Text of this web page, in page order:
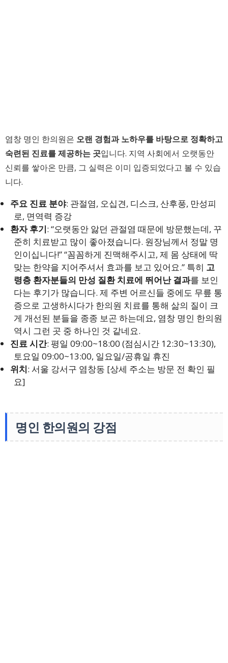
염창 명인 한의원은 오랜 경험과 노하우를 바탕으로 정확하고
숙련된 진료를 제공하는 곳입니다. 지역 사회에서 오랫동안
신뢰를 쌓아온 만큼, 그 실력은 이미 입증되었다고 볼 수 있습
니다.
주요 진료 분야: 관절염, 오십견, 디스크, 산후풍, 만성피
로, 면역력 증강
환자 후기: “오랫동안 앓던 관절염 때문에 방문했는데, 꾸
준히 치료받고 많이 좋아졌습니다. 원장님께서 정말 명
인이십니다!” “꼼꼼하게 진맥해주시고, 제 몸 상태에 딱
맞는 한약을 지어주셔서 효과를 보고 있어요.” 특히 고
령층 환자분들의 만성 질환 치료에 뛰어난 결과를 보인
다는 후기가 많습니다. 제 주변 어르신들 중에도 무릎 통
증으로 고생하시다가 한의원 치료를 통해 삶의 질이 크
게 개선된 분들을 종종 보곤 하는데요, 염창 명인 한의원
역시 그런 곳 중 하나인 것 같네요.
진료 시간: 평일 09:00~18:00 (점심시간 12:30~13:30),
토요일 09:00~13:00, 일요일/공휴일 휴진
위치: 서울 강서구 염창동 [상세 주소는 방문 전 확인 필
요]
명인 한의원의 강점